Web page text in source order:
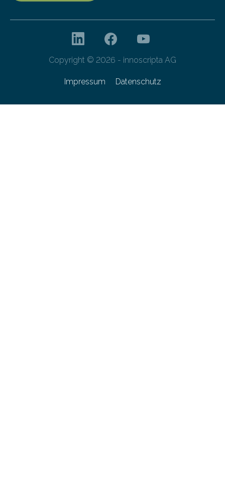
Copyright © 2026 - innoscripta AG
Impressum Datenschutz